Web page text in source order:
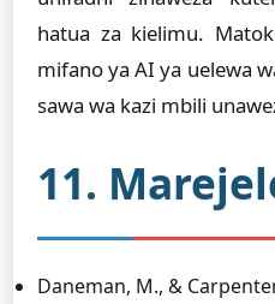
hatua za kielimu.
mifano ya AI ya uelewa
sawa wa kazi mbili
11.
Daneman, M., &